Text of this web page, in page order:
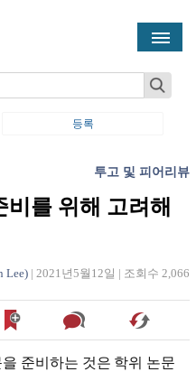
등록
투고 및 피어리뷰
를 위해 고려해
Lee) | 2021년5월12일 | 조회수 2,066
을 준비하는 것은 학위 논문